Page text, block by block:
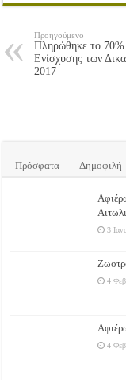
Προηγούμενο
Πληρώθηκε το 70%
Ενίσχυσης των
2017
Πρόσφατα Δημοφιλή
3
4
4